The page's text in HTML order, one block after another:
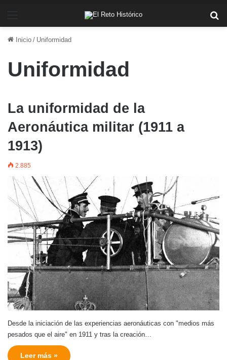
Inicio / Uniformidad
Uniformidad
La uniformidad de la
Aeronáutica militar (1911 a
1913)
2.885
Desde la iniciación de las experiencias aeronáuticas con "medios más
pesados que el aire" en 1911 y tras la creación…
Leer más »